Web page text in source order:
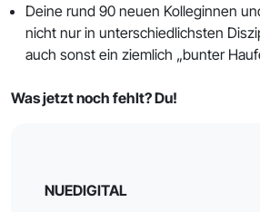
Deine rund 90 neuen Kolleginnen
nicht nur in unterschiedlichsten
auch sonst ein ziemlich „bunter
Was jetzt noch fehlt? Du!
NUEDIGITAL